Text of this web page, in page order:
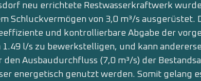
neu errichtete Restwasserkraftwerk
Schluckvermögen von 3,0 m³/s ausgerüstet.
und kontrollierbare Abgabe der
1.49 l/s zu bewerkstelligen, und kann
Ausbaudurchfluss (7,0 m³/s) der
energetisch genutzt werden. Somit gelang